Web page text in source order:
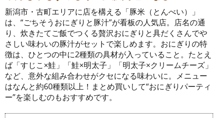
新潟市・古町エリアに店を構える「豚米（とんべい）」
は、“ごちそうおにぎりと豚汁”が看板の人気店。店名の通
り、炊きたてご飯でつくる贅沢おにぎりと具だくさんでや
さしい味わいの豚汁がセットで楽しめます。おにぎりの特
徴は、ひとつの中に2種類の具材が入っていること。たとえ
ば「すじこ×鮭」「鮭×明太子」「明太子×クリームチーズ」
など、意外な組み合わせがクセになる味わいに。メニュー
はなんと約60種類以上！まとめ買いして“おにぎりパーティ
ー”を楽しむのもおすすめです。